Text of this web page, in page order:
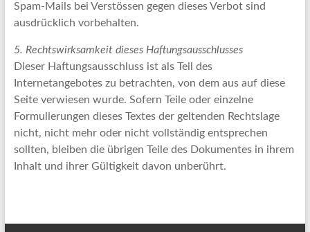
Spam-Mails bei Verstössen gegen dieses Verbot sind
ausdrücklich vorbehalten.
5. Rechtswirksamkeit dieses Haftungsausschlusses
Dieser Haftungsausschluss ist als Teil des
Internetangebotes zu betrachten, von dem aus auf diese
Seite verwiesen wurde. Sofern Teile oder einzelne
Formulierungen dieses Textes der geltenden Rechtslage
nicht, nicht mehr oder nicht vollständig entsprechen
sollten, bleiben die übrigen Teile des Dokumentes in ihrem
Inhalt und ihrer Gültigkeit davon unberührt.